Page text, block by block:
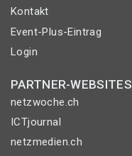
Kontakt
Event-Plus-Eintrag
Login
PARTNER-WEBSITES
netzwoche.ch
ICTjournal
netzmedien.ch